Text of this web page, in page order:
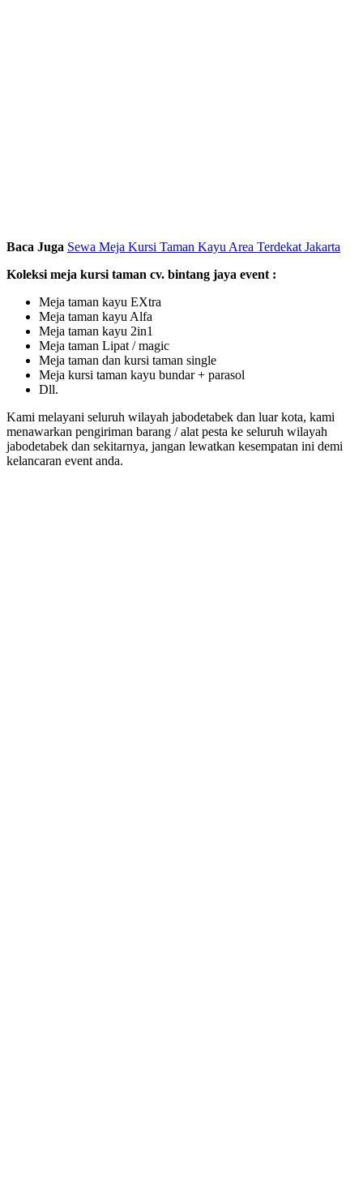
Baca Juga Sewa Meja Kursi Taman Kayu Area Terdekat Jakarta
Koleksi meja kursi taman cv. bintang jaya event :
Meja taman kayu EXtra
Meja taman kayu Alfa
Meja taman kayu 2in1
Meja taman Lipat / magic
Meja taman dan kursi taman single
Meja kursi taman kayu bundar + parasol
Dll.
Kami melayani seluruh wilayah jabodetabek dan luar kota, kami
menawarkan pengiriman barang / alat pesta ke seluruh wilayah
jabodetabek dan sekitarnya, jangan lewatkan kesempatan ini demi
kelancaran event anda.